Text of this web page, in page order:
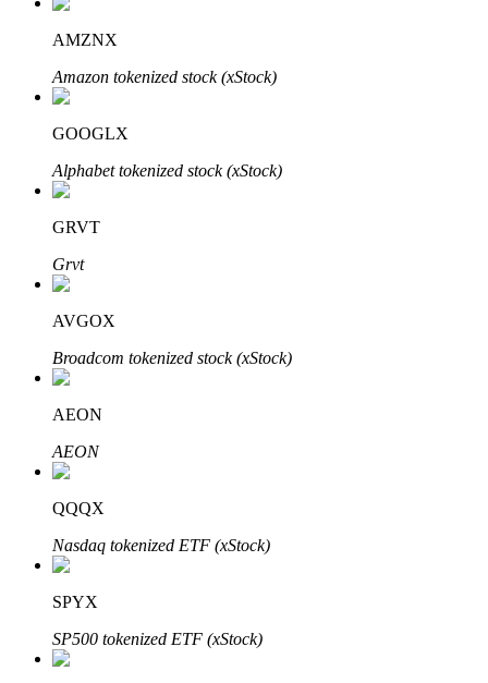
Đầu tư cố định và quản lý tài chính
Tận hưởng việc quản lý tài chính hiện tại và thu nhập lâu dài
Staking 101
AMZNX
Amazon tokenized stock (xStock)
GOOGLX
Alphabet tokenized stock (xStock)
GRVT
Grvt
AVGOX
Broadcom tokenized stock (xStock)
AEON
AEON
QQQX
Nasdaq tokenized ETF (xStock)
SPYX
SP500 tokenized ETF (xStock)